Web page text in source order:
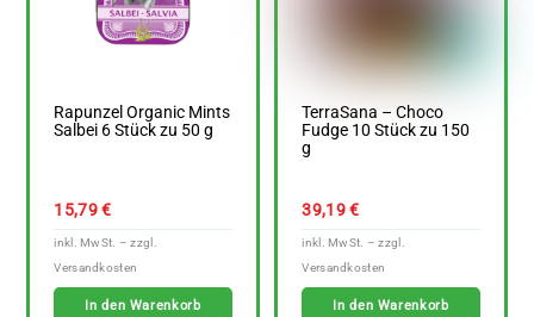
Rapunzel Organic Mints
Salbei 6 Stück zu 50 g
15,79€
In den Warenkorb
TerraSana – Choco
Fudge 10 Stück zu 150
g
39,19€
In den Warenkorb